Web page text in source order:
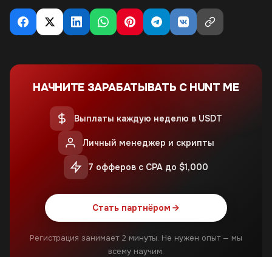
НАЧНИТЕ ЗАРАБАТЫВАТЬ С HUNT ME
Выплаты каждую неделю в USDT
Личный менеджер и скрипты
7 офферов с CPA до $1,000
Стать партнёром
Регистрация занимает 2 минуты. Не нужен опыт — мы
всему научим.